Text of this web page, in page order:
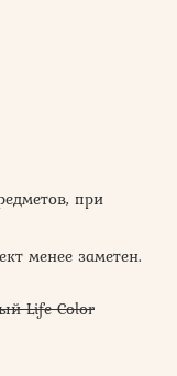
при
менее заметен.
Life Color